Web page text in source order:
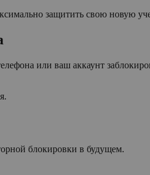
защитить свою новую
или ваш аккаунт
блокировки в будущем.